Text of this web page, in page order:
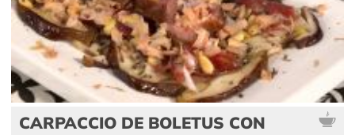
CARPACCIO DE BOLETUS CON